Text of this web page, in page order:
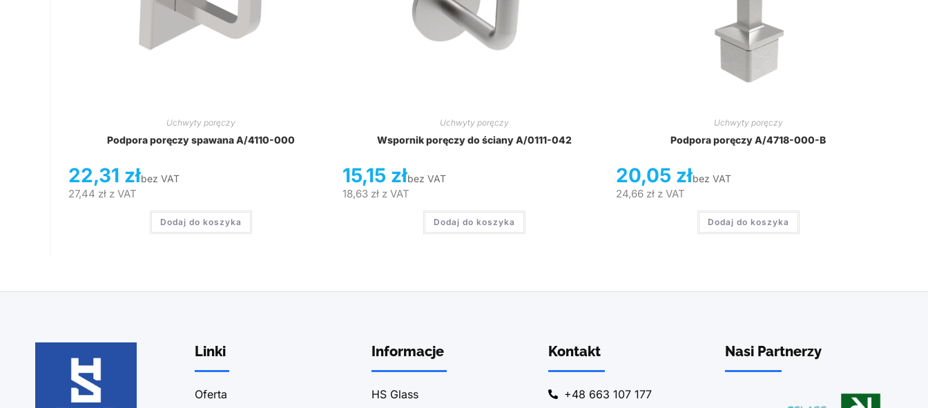
Uchwyty poręczy
Podpora poręczy spawana A/4110-000
22,31 złbez VAT
27,44 zł z VAT
Dodaj do koszyka
Uchwyty poręczy
Wspornik poręczy do ściany A/0111-042
15,15 złbez VAT
18,63 złz VAT
Dodaj do koszyka
Uchwyty poręczy
Podpora poręczy A/4718-000-B
20,05 złbez VAT
24,66 złz VAT
Dodaj do koszyka
Linki
Oferta
Informacje
HS Glass
Kontakt
+48 663 107 177
Nasi Partnerzy